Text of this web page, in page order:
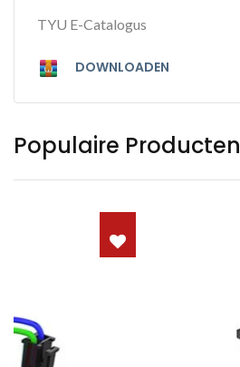
TYU E-Catalogus
DOWNLOADEN
Populaire Producten